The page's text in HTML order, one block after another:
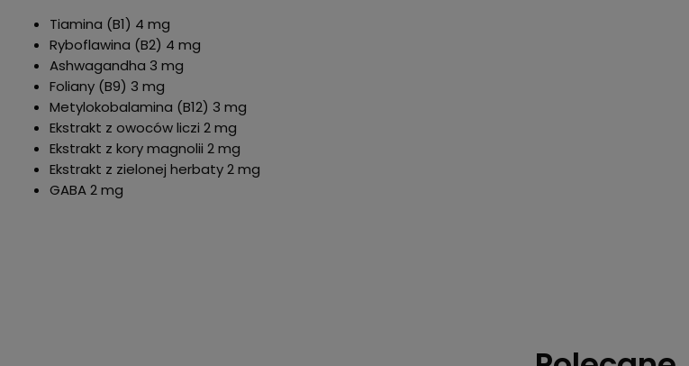
Tiamina (B1) 4 mg
Ryboflawina (B2) 4 mg
Ashwagandha 3 mg
Foliany (B9) 3 mg
Metylokobalamina (B12) 3 mg
Ekstrakt z owoców liczi 2 mg
Ekstrakt z kory magnolii 2 mg
Ekstrakt z zielonej herbaty 2 mg
GABA 2 mg